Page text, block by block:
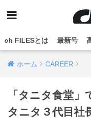
ch FILESとは 最新号
ホーム CAREER
「タニタ食堂
タニタ３代目社